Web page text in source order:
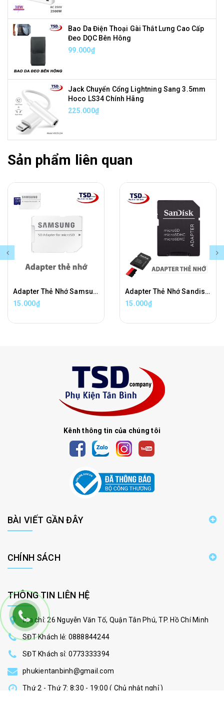
Bao Da Điện Thoại Gài Thắt Lưng Cao Cấp
Đeo DỌC Bên Hông
99.000₫
Jack Chuyển Cổng Lightning Sang 3.5mm
Hoco LS34 Chính Hãng
225.000₫
Sản phẩm liên quan
Adapter Thẻ Nhớ Samsung Chuyển Đổi Thẻ Nhớ Micro SD Sang Thẻ Nhớ SD Chính Hãng
15.000₫
Adapter Thẻ Nhớ Sandisk Chuyển Đổi Thẻ Nhớ Micro SD Sang Thẻ Nhớ SD Chính Hãng
15.000₫
Kênh thông tin của chúng tôi
BÀI VIẾT GẦN ĐÂY
CHÍNH SÁCH
THÔNG TIN LIÊN HỆ
Địa chỉ: 26 Nguyễn Văn Tố, Quận Tân Phú, TP. Hồ Chí Minh
SĐT Khách lẻ: 0888844244
SĐT Khách sỉ: 0773333394
phukientanbinh@gmail.com
Thứ 2 - Thứ 7: 8:30 - 19:00 ( Chủ nhật nghỉ )